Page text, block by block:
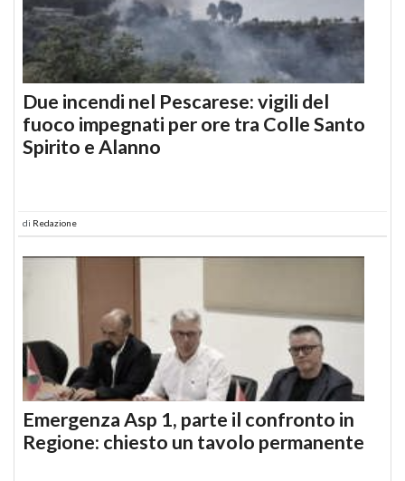
Due incendi nel Pescarese: vigili del
fuoco impegnati per ore tra Colle Santo
Spirito e Alanno
di Redazione
Emergenza Asp 1, parte il confronto in
Regione: chiesto un tavolo permanente